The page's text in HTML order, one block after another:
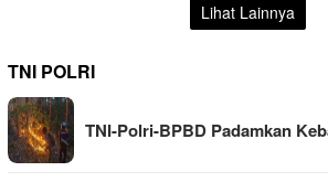
Lihat Lainnya
TNI POLRI
TNI-Polri-BPBD Padamkan